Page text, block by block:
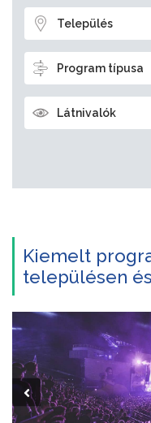
Település
Program típusa
Látnivalók
Kiemelt
településen